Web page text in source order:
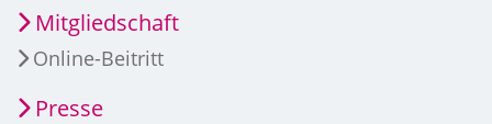
Mitgliedschaft
Online-Beitritt
Presse